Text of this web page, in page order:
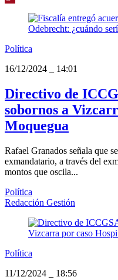
Política
16/12/2024
14:01
Directivo de
sobornos a
Moquegua
Rafael Granados señala que
exmandatario, a través del
montos que oscila...
Política
Redacción Gestión
Política
11/12/2024
18:56